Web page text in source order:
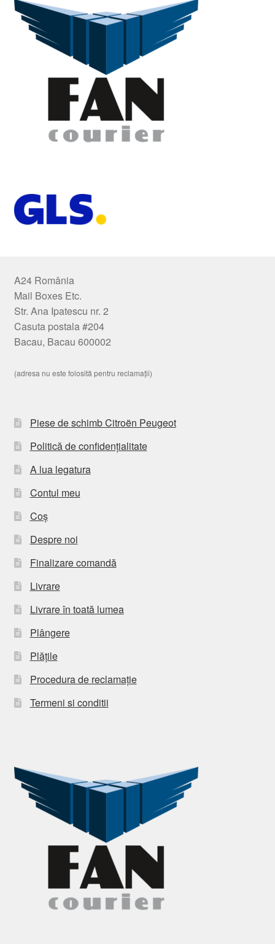
A24 România
Mail Boxes Etc.
Str. Ana Ipatescu nr. 2
Casuta postala #204
Bacau, Bacau 600002
(adresa nu este folosită pentru reclamații)
Piese de schimb Citroën Peugeot
Politică de confidențialitate
A lua legatura
Contul meu
Coș
Despre noi
Finalizare comandă
Livrare
Livrare în toată lumea
Plângere
Plățile
Procedura de reclamație
Termeni si conditii